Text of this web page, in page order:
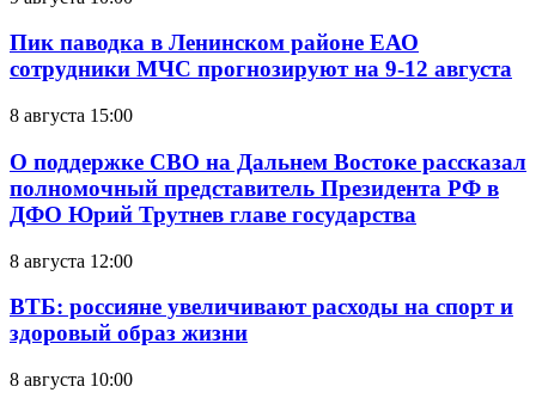
Пик паводка в Ленинском районе ЕАО
сотрудники МЧС прогнозируют на 9-12 августа
8 августа 15:00
О поддержке СВО на Дальнем Востоке рассказал
полномочный представитель Президента РФ в
ДФО Юрий Трутнев главе государства
8 августа 12:00
ВТБ: россияне увеличивают расходы на спорт и
здоровый образ жизни
8 августа 10:00